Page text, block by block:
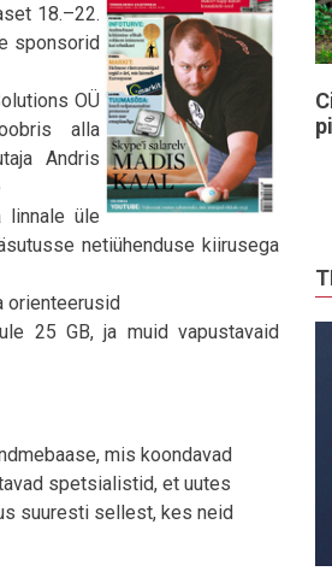
18.–22.
sponsorid
OÜ
alla
Andris
linnale üle
netiühenduse kiirusega
orienteerusid
25 GB, ja muid vapustavaid
mis koondavad
spetsialistid, et uutes
suuresti sellest, kes neid